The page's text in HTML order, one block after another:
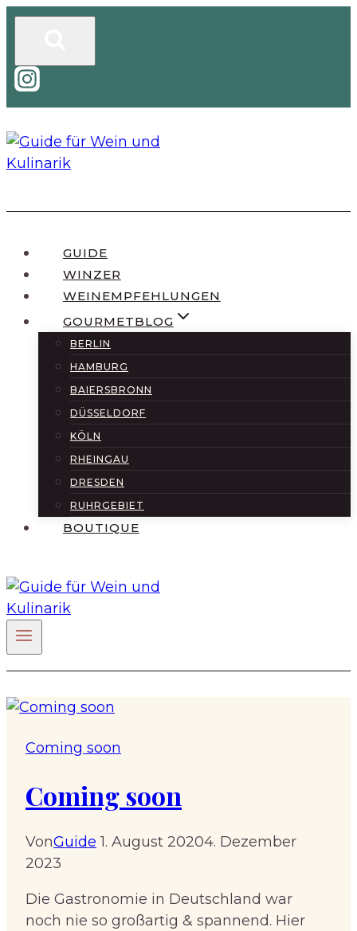
Zum
GUIDE
WINZER
WEINEMPFEHLUNGEN
GOURMETBLOG
BERLIN
HAMBURG
BAIERSBRONN
DÜSSELDORF
KÖLN
RHEINGAU
DRESDEN
RUHRGEBIET
BOUTIQUE
Coming soon
Coming soon
VonGuide 1. August 20204. Dezember
2023
Die Gastronomie in Deutschland war
noch nie so großartig & spannend. Hier